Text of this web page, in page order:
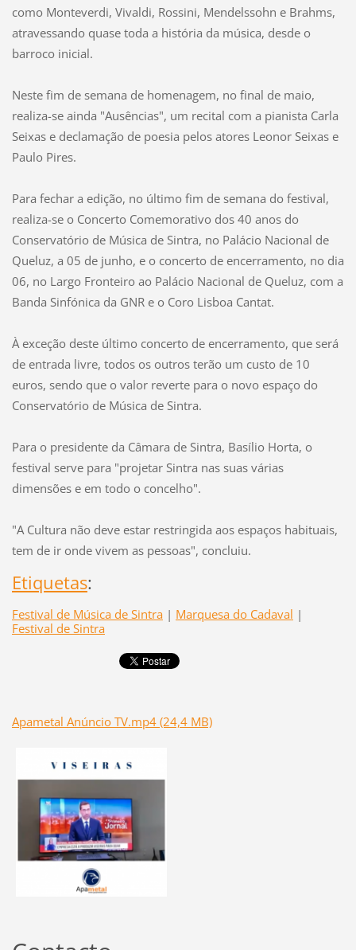
como Monteverdi, Vivaldi, Rossini, Mendelssohn e Brahms,
atravessando quase toda a história da música, desde o
barroco inicial.
Neste fim de semana de homenagem, no final de maio,
realiza-se ainda "Ausências", um recital com a pianista Carla
Seixas e declamação de poesia pelos atores Leonor Seixas e
Paulo Pires.
Para fechar a edição, no último fim de semana do festival,
realiza-se o Concerto Comemorativo dos 40 anos do
Conservatório de Música de Sintra, no Palácio Nacional de
Queluz, a 05 de junho, e o concerto de encerramento, no dia
06, no Largo Fronteiro ao Palácio Nacional de Queluz, com a
Banda Sinfónica da GNR e o Coro Lisboa Cantat.
À exceção deste último concerto de encerramento, que será
de entrada livre, todos os outros terão um custo de 10
euros, sendo que o valor reverte para o novo espaço do
Conservatório de Música de Sintra.
Para o presidente da Câmara de Sintra, Basílio Horta, o
festival serve para "projetar Sintra nas suas várias
dimensões e em todo o concelho".
"A Cultura não deve estar restringida aos espaços habituais,
tem de ir onde vivem as pessoas", concluiu.
Etiquetas:
Festival de Música de Sintra | Marquesa do Cadaval |
Festival de Sintra
Apametal Anúncio TV.mp4 (24,4 MB)